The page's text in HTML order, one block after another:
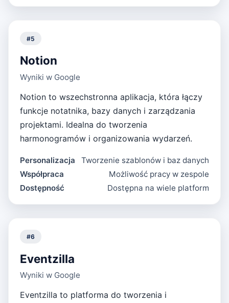
#5
Notion
Wyniki w Google
Notion to wszechstronna aplikacja, która łączy
funkcje notatnika, bazy danych i zarządzania
projektami. Idealna do tworzenia
harmonogramów i organizowania wydarzeń.
Personalizacja
Tworzenie szablonów i baz danych
Współpraca
Możliwość pracy w zespole
Dostępność
Dostępna na wiele platform
#6
Eventzilla
Wyniki w Google
Eventzilla to platforma do tworzenia i